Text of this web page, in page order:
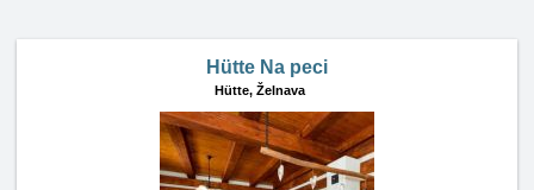
Hütte Na peci
Hütte, Želnava